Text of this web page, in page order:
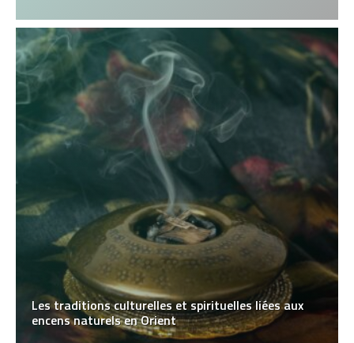
Les traditions culturelles et spirituelles liées aux
encens naturels en Orient